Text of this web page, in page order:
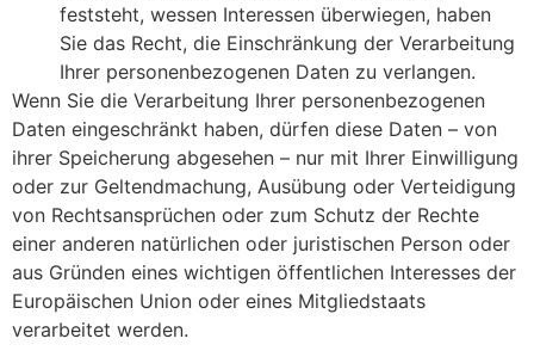
feststeht, wessen Interessen überwiegen, haben
Sie das Recht, die Einschränkung der Verarbeitung
Ihrer personenbezogenen Daten zu verlangen.
Wenn Sie die Verarbeitung Ihrer personenbezogenen
Daten eingeschränkt haben, dürfen diese Daten – von
ihrer Speicherung abgesehen – nur mit Ihrer Einwilligung
oder zur Geltendmachung, Ausübung oder Verteidigung
von Rechtsansprüchen oder zum Schutz der Rechte
einer anderen natürlichen oder juristischen Person oder
aus Gründen eines wichtigen öffentlichen Interesses der
Europäischen Union oder eines Mitgliedstaats
verarbeitet werden.